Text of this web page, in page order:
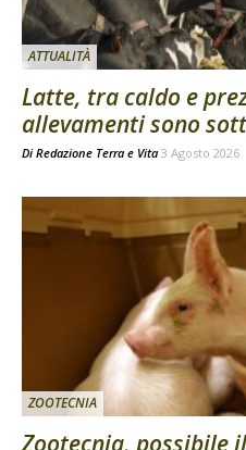
ATTUALITÀ
Latte, tra caldo e
allevamenti sono
Di Redazione Terra e Vita 3 Agosto 2026
ZOOTECNIA
Zootecnia, possibile